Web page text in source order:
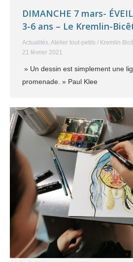
DIMANCHE 7 mars-
3-6 ans – Le Kremlin-
Actualités, Atelier tout-petits / Kremlin
21 février 2021
» Un dessin est simplement une
promenade. » Paul Klee